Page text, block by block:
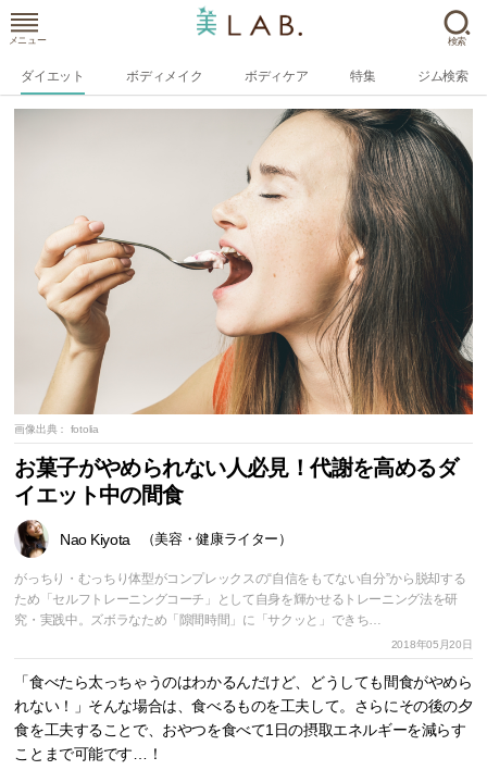
メニュー 検索
ダイエット ボディメイク ボディケア 特集 ジム検索
画像出典： fotolia
お菓子がやめられない人必見！代謝を高めるダ
イエット中の間食
Nao Kiyota （美容・健康ライター）
がっちり・むっちり体型がコンプレックスの“自信をもてない自分”から脱却する
ため「セルフトレーニングコーチ」として自身を輝かせるトレーニング法を研
究・実践中。ズボラなため「隙間時間」に「サクッと」できち…
2018年05月20日
「食べたら太っちゃうのはわかるんだけど、どうしても間食がやめら
れない！」そんな場合は、食べるものを工夫して。さらにその後の夕
食を工夫することで、おやつを食べて1日の摂取エネルギーを減らす
ことまで可能です…！